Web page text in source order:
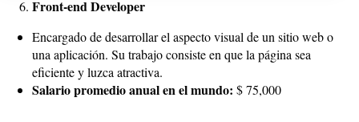
Front-end Developer
Encargado de desarrollar el aspecto visual de un sitio web o
una aplicación. Su trabajo consiste en que la página sea
eficiente y luzca atractiva.
Salario promedio anual en el mundo: $ 75,000